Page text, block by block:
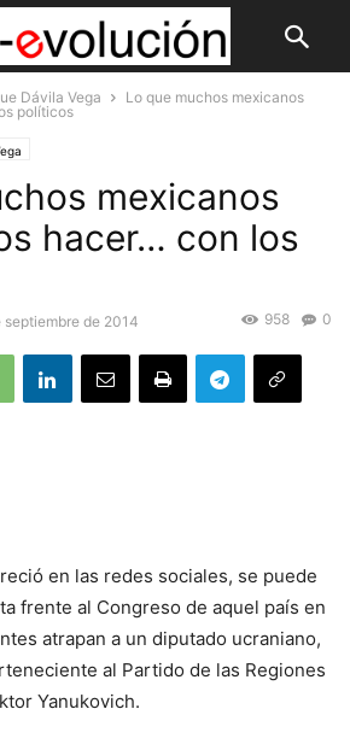
Dávila Vega
Lo que muchos mexicanos
políticos
mexicanos
hacer… con los
septiembre de 2014 0
958
en las redes sociales, se puede
frente al Congreso de aquel país en
atrapan a un diputado ucraniano,
al Partido de las Regiones
Yanukovich.